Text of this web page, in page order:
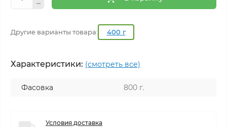
Другие варианты товара: 400 г
Характеристики: (смотреть все)
Фасовка 800 г.
Условия доставка